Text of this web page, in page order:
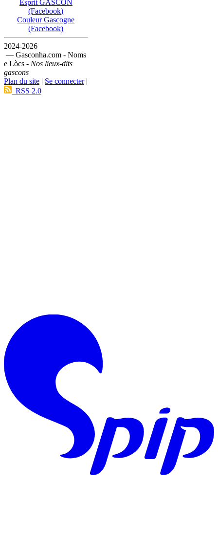
Esprit GASCON
(Facebook)
Couleur Gascogne
(Facebook)
2024-2026
— Gasconha.com - Noms
e Lòcs - Nos lieux-dits
gascons
Plan du site | Se connecter|
RSS 2.0